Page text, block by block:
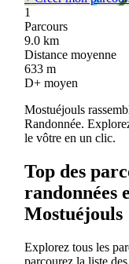
1
Parcours
9.0 km
Distance moyenne
633 m
D+ moyen
Mostuéjouls
Randonnée.
le vôtre en un clic.
Top des
randonnées
Mostuéjouls
Explorez tous les
parcourez la liste